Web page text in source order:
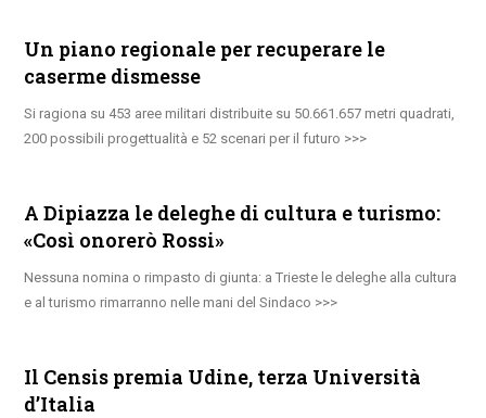
Un piano regionale per recuperare le
caserme dismesse
Si ragiona su 453 aree militari distribuite su 50.661.657 metri quadrati,
200 possibili progettualità e 52 scenari per il futuro
A Dipiazza le deleghe di cultura e turismo:
«Così onorerò Rossi»
Nessuna nomina o rimpasto di giunta: a Trieste le deleghe alla cultura
e al turismo rimarranno nelle mani del Sindaco
Il Censis premia Udine, terza Università
d’Italia